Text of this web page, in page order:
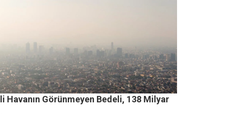
Havanın Görünmeyen Bedeli, 138 Milyar